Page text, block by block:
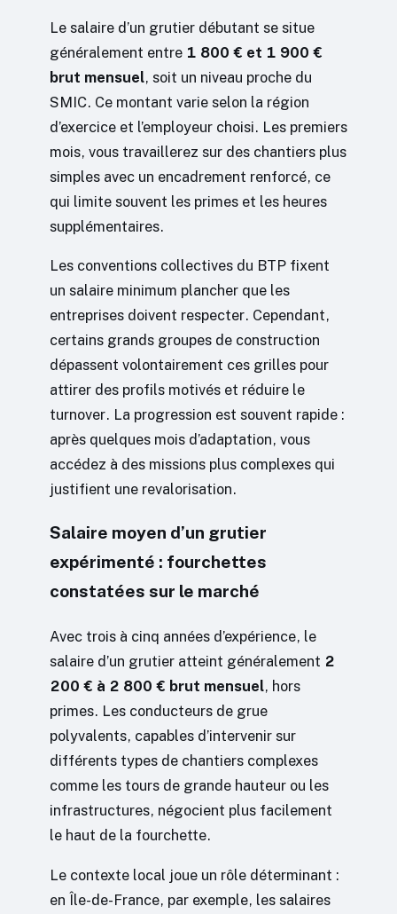
Le salaire d’un grutier débutant se situe
généralement entre 1 800 € et 1 900 €
brut mensuel, soit un niveau proche du
SMIC. Ce montant varie selon la région
d’exercice et l’employeur choisi. Les premiers
mois, vous travaillerez sur des chantiers plus
simples avec un encadrement renforcé, ce
qui limite souvent les primes et les heures
supplémentaires.
Les conventions collectives du BTP fixent
un salaire minimum plancher que les
entreprises doivent respecter. Cependant,
certains grands groupes de construction
dépassent volontairement ces grilles pour
attirer des profils motivés et réduire le
turnover. La progression est souvent rapide :
après quelques mois d’adaptation, vous
accédez à des missions plus complexes qui
justifient une revalorisation.
Salaire moyen d’un grutier
expérimenté : fourchettes
constatées sur le marché
Avec trois à cinq années d’expérience, le
salaire d’un grutier atteint généralement 2
200 € à 2 800 € brut mensuel, hors
primes. Les conducteurs de grue
polyvalents, capables d’intervenir sur
différents types de chantiers complexes
comme les tours de grande hauteur ou les
infrastructures, négocient plus facilement
le haut de la fourchette.
Le contexte local joue un rôle déterminant :
en Île-de-France, par exemple, les salaires